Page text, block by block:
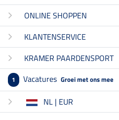
ONLINE SHOPPEN
KLANTENSERVICE
KRAMER PAARDENSPORT
1 Vacatures Groei met ons mee
NL | EUR